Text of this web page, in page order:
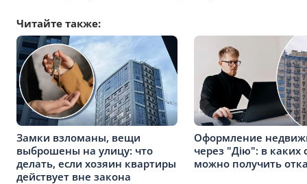
Читайте также:
Замки взломаны, вещи
выброшены на улицу: что
делать, если хозяин квартиры
действует вне закона
Оформление
через "Дію": в каких
можно получить